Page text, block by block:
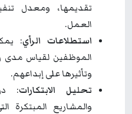
تقديمها، ومعدل
العمل.
استطلاعات الرأي:
الموظفين لقياس مدى
وتأثيرها على إبداعهم.
تحليل الابتكارات:
والمشاريع المبتكرة